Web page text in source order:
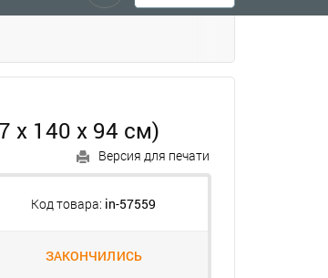
х 140 х 94 см)
Версия для печати
Код товара: in-57559
ЗАКОНЧИЛИСЬ